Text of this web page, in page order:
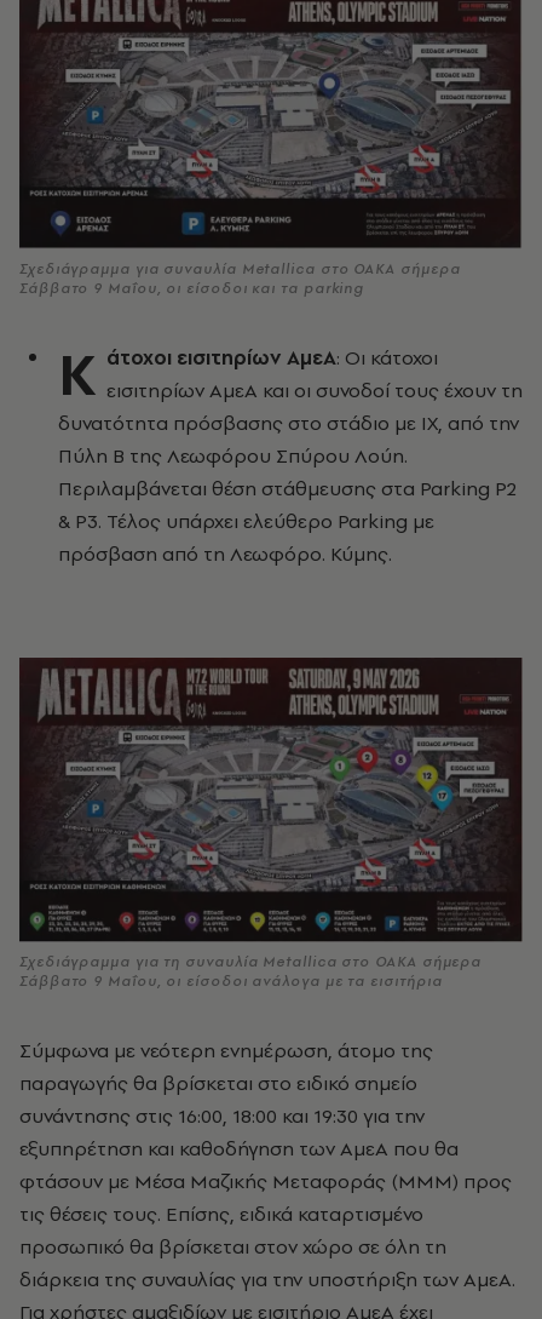
Σχεδιάγραμμα για συναυλία Metallica στο ΟΑΚΑ σήμερα
Σάββατο 9 Μαΐου, οι είσοδοι και τα parking
Κ άτοχοι εισιτηρίων ΑμεΑ: Οι κάτοχοι
εισιτηρίων AμεΑ και οι συνοδοί τους έχουν τη
δυνατότητα πρόσβασης στο στάδιο με ΙΧ, από την
Πύλη Β της Λεωφόρου Σπύρου Λούη.
Περιλαμβάνεται θέση στάθμευσης στα Parking P2
& P3. Τέλος υπάρχει ελεύθερο Parking με
πρόσβαση από τη Λεωφόρο. Κύμης.
Σχεδιάγραμμα για τη συναυλία Metallica στο ΟΑΚΑ σήμερα
Σάββατο 9 Μαΐου, οι είσοδοι ανάλογα με τα εισιτήρια
Σύμφωνα με νεότερη ενημέρωση, άτομο της
παραγωγής θα βρίσκεται στο ειδικό σημείο
συνάντησης στις 16:00, 18:00 και 19:30 για την
εξυπηρέτηση και καθοδήγηση των ΑμεΑ που θα
φτάσουν με Μέσα Μαζικής Μεταφοράς (ΜΜΜ) προς
τις θέσεις τους. Επίσης, ειδικά καταρτισμένο
προσωπικό θα βρίσκεται στον χώρο σε όλη τη
διάρκεια της συναυλίας για την υποστήριξη των ΑμεΑ.
Για χρήστες αμαξιδίων με εισιτήριο ΑμεΑ έχει